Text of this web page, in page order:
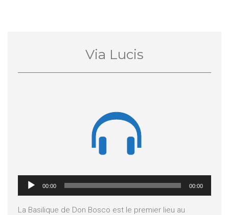
Via Lucis

Lecteur
audio
00:00 00:00
La Basilique de Don Bosco est le premier lieu au